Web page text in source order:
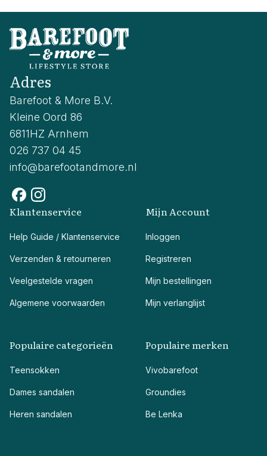
Adres
Barefoot & More B.V.
Kleine Oord 86
6811HZ Arnhem
026 737 04 45
info@barefootandmore.nl
Klantenservice
Help Guide / Klantenservice
Verzenden & retourneren
Veelgestelde vragen
Algemene voorwaarden
Mijn Account
Inloggen
Registreren
Mijn bestellingen
Mijn verlanglijst
Populaire categorieën
Teensokken
Dames sandalen
Heren sandalen
Populaire merken
Vivobarefoot
Groundies
Be Lenka